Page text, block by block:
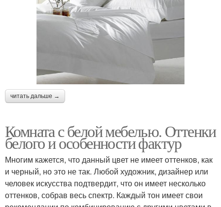
читать дальше →
Комната с белой мебелью. Оттенки
белого и особенности фактур
Многим кажется, что данный цвет не имеет оттенков, как
и черный, но это не так. Любой художник, дизайнер или
человек искусства подтвердит, что он имеет несколько
оттенков, собрав весь спектр. Каждый тон имеет свои